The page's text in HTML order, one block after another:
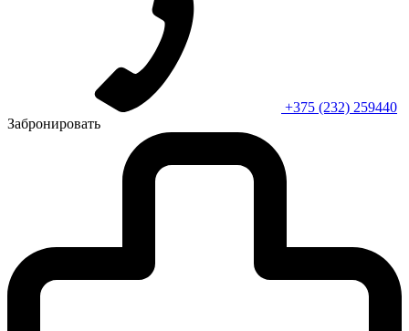
+375 (232) 259440
Забронировать